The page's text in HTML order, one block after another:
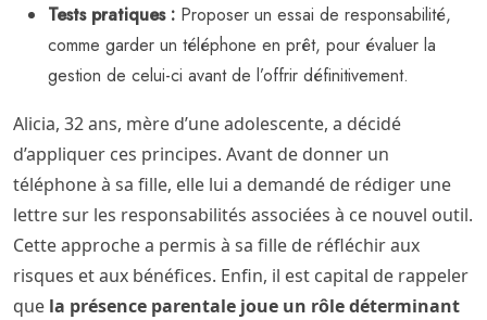
Tests pratiques : Proposer un essai de responsabilité,
comme garder un téléphone en prêt, pour évaluer la
gestion de celui-ci avant de l’offrir définitivement.
Alicia, 32 ans, mère d’une adolescente, a décidé
d’appliquer ces principes. Avant de donner un
téléphone à sa fille, elle lui a demandé de rédiger une
lettre sur les responsabilités associées à ce nouvel outil.
Cette approche a permis à sa fille de réfléchir aux
risques et aux bénéfices. Enfin, il est capital de rappeler
que la présence parentale joue un rôle déterminant